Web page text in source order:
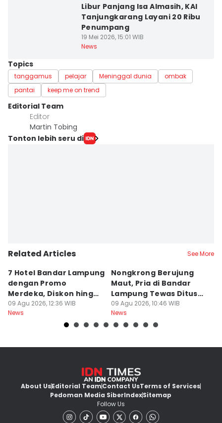
Libur Panjang Isa Almasih, KAI
Tanjungkarang Layani 20 Ribu
Penumpang
19 Mei 2026, 15:01 WIB
News
Topics
tanggamus pelajar Meninggal dunia
ombak
pantai
keep me on trend
Editorial Team
Editor
Martin Tobing
Tonton lebih seru di
Related Articles See More
7 Hotel Bandar Lampung
dengan Promo
Merdeka, Diskon hingga
50 Persen
09 Agu 2026, 12:36 WIB
News
Nongkrong Berujung
Maut, Pria di Bandar
Lampung Tewas Ditusuk
Teman
09 Agu 2026, 10:46 WIB
News
About UsEditorial TeamContact UsTerms of Services
Pedoman Media SiberIndexSitemap
Follow Us